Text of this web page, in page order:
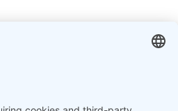
الهند